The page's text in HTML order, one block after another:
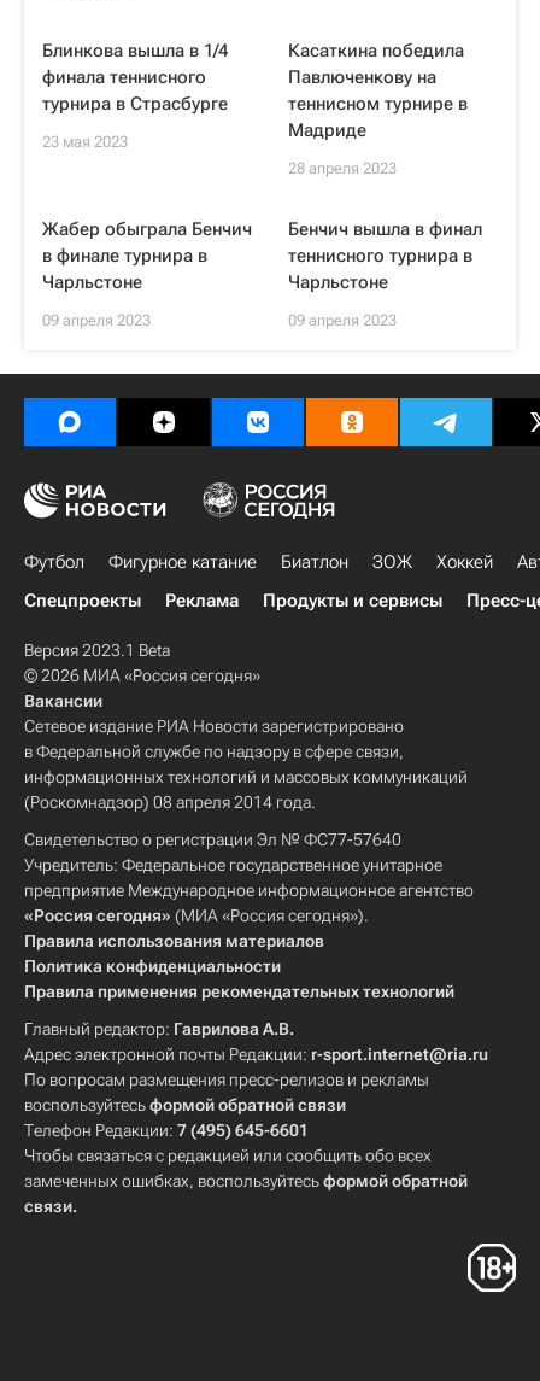
Блинкова вышла в 1/4
финала теннисного
турнира в Страсбурге
23 мая 2023
Касаткина победила
Павлюченкову на
теннисном турнире в
Мадриде
28 апреля 2023
Жабер обыграла Бенчич
в финале турнира в
Чарльстоне
09 апреля 2023
Бенчич вышла в финал
теннисного турнира в
Чарльстоне
09 апреля 2023
Футбол Фигурное катание Биатлон ЗОЖ Хоккей
Спецпроекты
Реклама Продукты и сервисы Пресс-
Версия 2023.1 Beta
© 2026 МИА «Россия сегодня»
Вакансии
Сетевое издание РИА Новости зарегистрировано
в Федеральной службе по надзору в сфере связи,
информационных технологий и массовых коммуникаций
(Роскомнадзор) 08 апреля 2014 года.
Свидетельство о регистрации Эл № ФС77-57640
Учредитель: Федеральное государственное унитарное
предприятие Международное информационное агентство
«Россия сегодня» (МИА «Россия сегодня»).
Правила использования материалов
Политика конфиденциальности
Правила применения рекомендательных технологий
Главный редактор: Гаврилова А.В.
Адрес электронной почты Редакции: r-sport.internet@ria.ru
По вопросам размещения пресс-релизов и рекламы
воспользуйтесьформой обратной связи
Телефон Редакции: 7 (495) 645-6601
Чтобы связаться с редакцией или сообщить обо всех
замеченных ошибках, воспользуйтесьформой обратной
связи.